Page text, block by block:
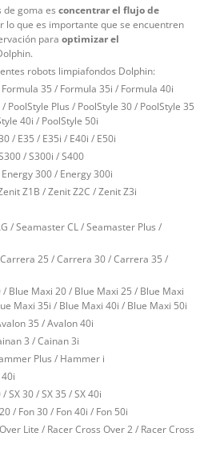
de goma es concentrar el flujo de
lo que es importante que se encuentren
para optimizar el
robots limpiafondos Dolphin:
35 / Formula 35i / Formula 40i
PoolStyle Plus / PoolStyle 30 / PoolStyle 35
40i / PoolStyle 50i
/ E35 / E35i / E40i / E50i
/ S300i / S400
300 / Energy 300i
Z1B / Zenit Z2C / Zenit Z3i
/ Seamaster CL / Seamaster Plus /
25 / Carrera 30 / Carrera 35 /
Blue Maxi 20 / Blue Maxi 25 / Blue Maxi
Maxi 35i / Blue Maxi 40i / Blue Maxi 50i
35 / Avalon 40i
3 / Cainan 3i
Plus / Hammer i
SX 30 / SX 35 / SX 40i
/ Fon 30 / Fon 40i / Fon 50i
Lite / Racer Cross Over 2 / Racer Cross